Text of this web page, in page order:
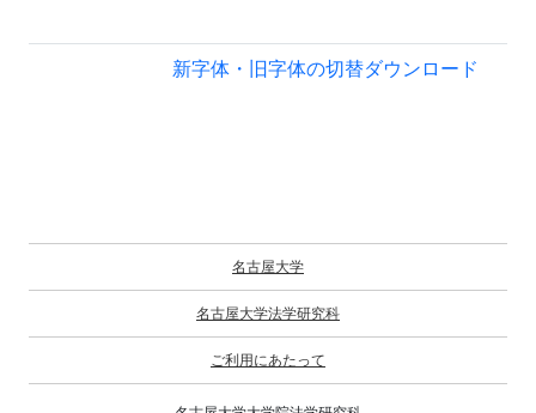
新字体・旧字体の切替ダウンロード
名古屋大学
名古屋大学法学研究科
ご利用にあたって